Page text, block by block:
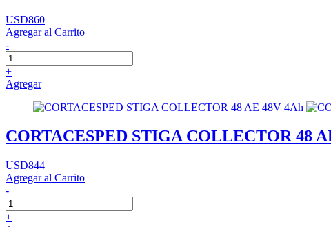
USD860
Agregar al Carrito
-
+
Agregar
CORTACESPED STIGA COLLECTOR 48
USD844
Agregar al Carrito
-
+